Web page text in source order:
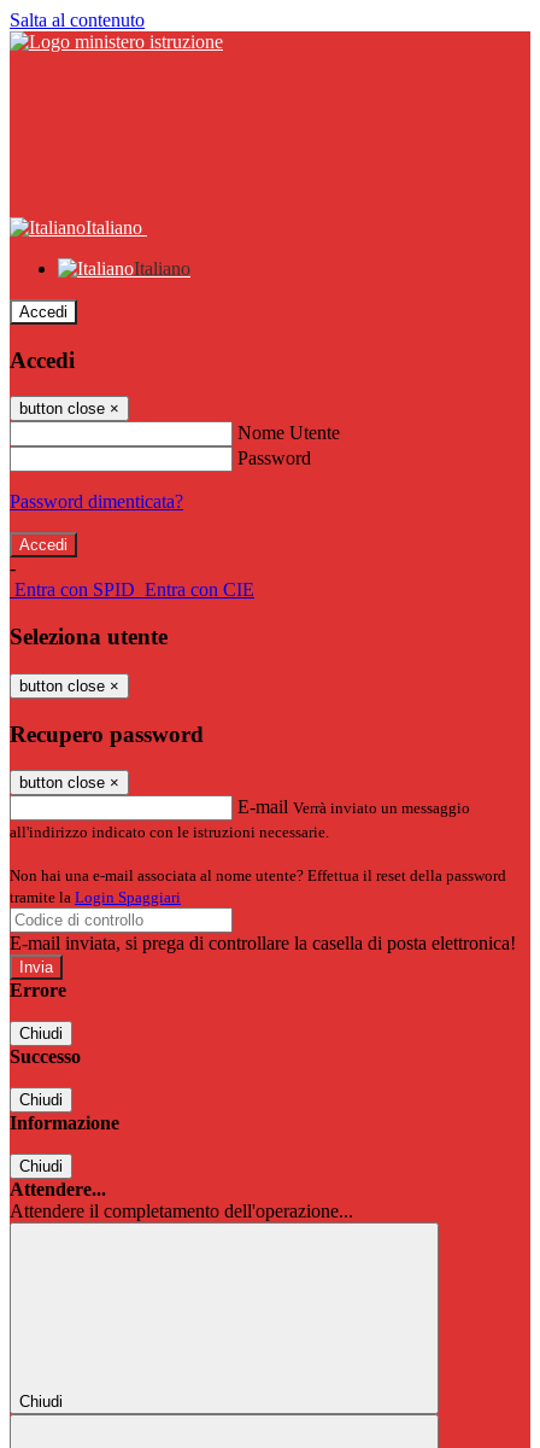
Salta al contenuto
Italiano
Italiano
Accedi
Accedi
button close ×
Nome Utente
Password
Password dimenticata?
-
Entra con SPID Entra con CIE
Seleziona utente
button close ×
Recupero password
button close ×
E-mail Verrà inviato un messaggio
all'indirizzo indicato con le istruzioni necessarie.
Non hai una e-mail associata al nome utente? Effettua il reset della password
tramite la Login Spaggiari
E-mail inviata, si prega di controllare la casella di posta elettronica!
Errore
Chiudi
Successo
Chiudi
Informazione
Chiudi
Attendere...
Attendere il completamento dell'operazione...
Chiudi